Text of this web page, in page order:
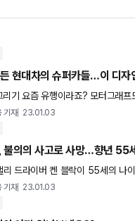
현대차의 슈퍼카들…이 디자
리기 요즘 유행이라죠? 모터그래프
기자 23.01.03
불의의 사고로 사망…향년 55
리 드라이버 켄 블락이 55세의 나
기자 23.01.03